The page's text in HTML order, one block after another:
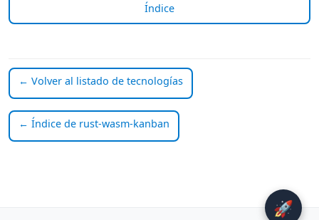
Índice
← Volver al listado de tecnologías
← Índice de rust-wasm-kanban
🚀